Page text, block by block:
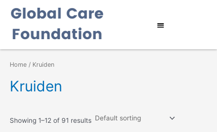
naar
inhoud
Menu
Home / Kruiden
Kruiden
Showing 1–12 of 91 results